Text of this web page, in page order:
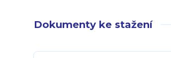
Dokumenty ke stažení